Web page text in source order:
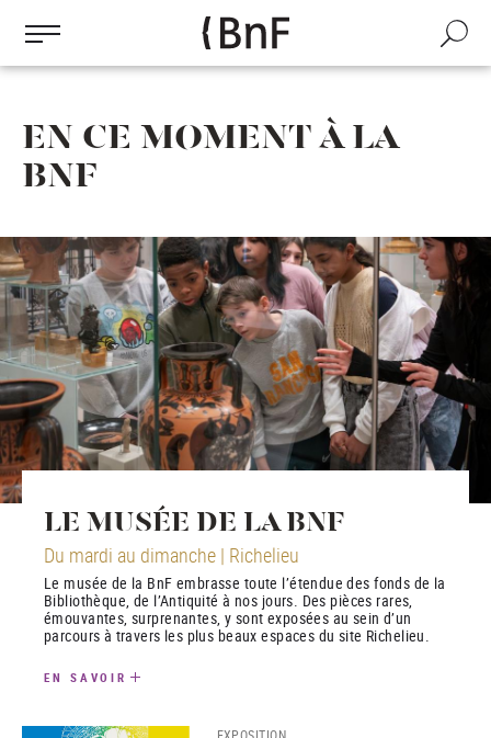
contenu
Recherche
EN CE MOMENT À LA
BNF
LE MUSÉE DE LA BNF
Du mardi au dimanche | Richelieu
Le musée de la BnF embrasse toute l’étendue des fonds de la
Bibliothèque, de l’Antiquité à nos jours. Des pièces rares,
émouvantes, surprenantes, y sont exposées au sein d’un
parcours à travers les plus beaux espaces du site Richelieu.
EN SAVOIR